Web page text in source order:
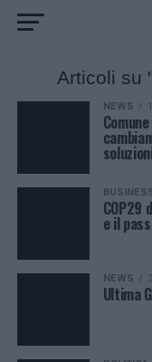
Articoli su
NEWS
e il
NEWS
Ultima